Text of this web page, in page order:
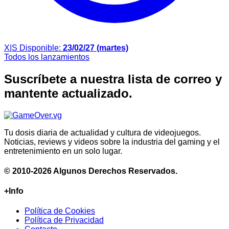
X|S Disponible: 23/02/27 (martes)
Todos los lanzamientos
Suscríbete a nuestra lista de correo y
mantente actualizado.
Tu dosis diaria de actualidad y cultura de videojuegos.
Noticias, reviews y videos sobre la industria del gaming y el
entretenimiento en un solo lugar.
© 2010-2026 Algunos Derechos Reservados.
+Info
Política de Cookies
Política de Privacidad